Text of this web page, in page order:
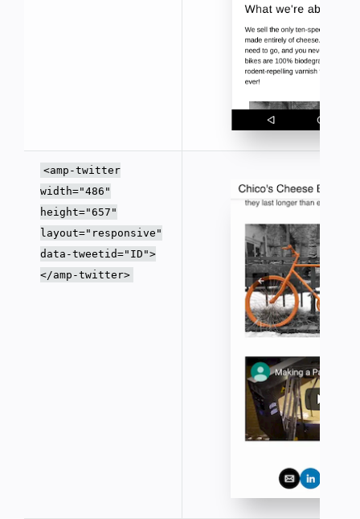
<amp-twitter
width="486"
height="657"
layout="responsive"
data-tweetid="ID">
</amp-twitter>